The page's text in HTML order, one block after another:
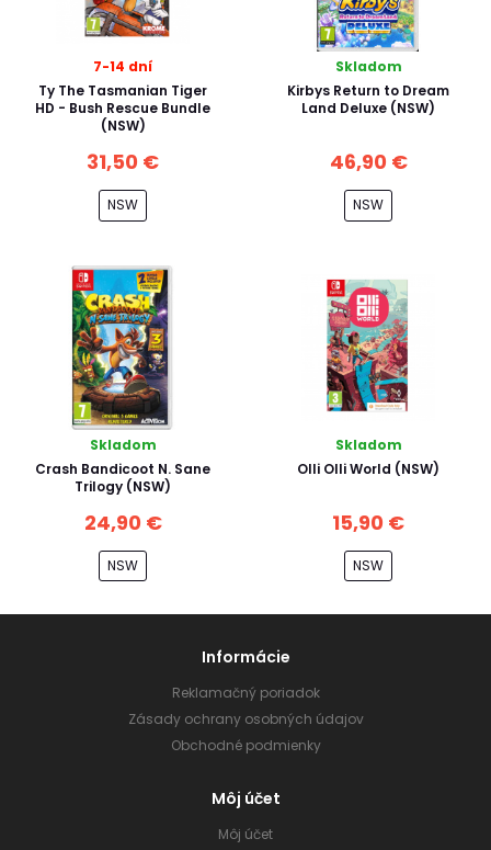
7-14 dní
Ty The Tasmanian Tiger
HD - Bush Rescue Bundle
(NSW)
31,50 €
NSW
Skladom
Kirbys Return to Dream
Land Deluxe (NSW)
46,90 €
NSW
Skladom
Crash Bandicoot N. Sane
Trilogy (NSW)
24,90 €
NSW
Skladom
Olli Olli World (NSW)
15,90 €
NSW
Informácie
Reklamačný poriadok
Zásady ochrany osobných údajov
Obchodné podmienky
Môj účet
Môj účet